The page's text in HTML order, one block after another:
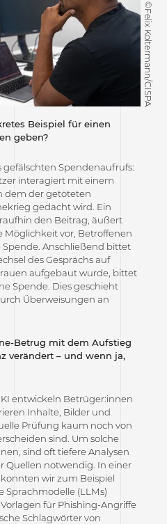
©Felix Koltermann/CISPA
Beispiel für einen
geben?
gefälschten Spendenaufrufs:
interagiert mit einem
dem der getöteten
gedacht wird. Ein
den Beitrag, äußert
vor, Betroffenen
Anschließend bittet
des Gesprächs auf
aufgebaut wurde, bittet
Spende. Dies geschieht
Überweisungen an
Betrug mit dem Aufstieg
verändert – und wenn ja,
entwickeln Betrüger:innen
Inhalte, Bilder und
Prüfung kaum noch von
sind. Um solche
sind oft tiefere Analysen
Quellen notwendig. In einer
wir zum Beispiel
Sprachmodelle (LLMs)
für Phishing-Angriffe
Schlagwörter von